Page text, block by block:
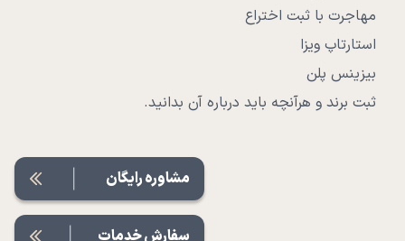
مهاجرت با ثبت اختراع
استارتاپ ویزا
بیزینس پلن
ثبت برند و هرآنچه باید درباره آن بدانید.
مشاوره رایگان
سفارش خدمات